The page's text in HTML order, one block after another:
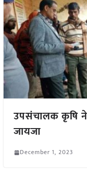
उपसंचालक कृषि ने
जायजा
December 1, 2023